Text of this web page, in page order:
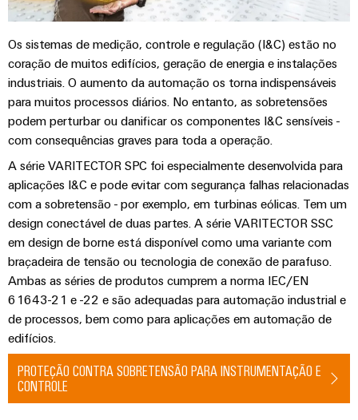
Transmissão
e
distribuição
Estabilidade
e
segurança
para
redes
modernas
Tratamento
da
água
e
das
águas
residuais
para
a
de
Software
Identificadores
Impressoras
industriais
Iluminação
industrial
Infraestrutura
do
quadro
Serviço
de
montagem
Réguas
terminais
Os sistemas de medição, controle e regulação (I&C) estão no
coração de muitos edifícios, geração de energia e instalações
industriais. O aumento da automação os torna indispensáveis
para muitos processos diários. No entanto, as sobretensões
podem perturbar ou danificar os componentes I&C sensíveis -
com consequências graves para toda a operação.
A série VARITECTOR SPC foi especialmente desenvolvida para
aplicações I&C e pode evitar com segurança falhas relacionadas
com a sobretensão - por exemplo, em turbinas eólicas. Tem um
design conectável de duas partes. A série VARITECTOR SSC
em design de borne está disponível como uma variante com
braçadeira de tensão ou tecnologia de conexão de parafuso.
Ambas as séries de produtos cumprem a norma IEC/EN
61643-21 e -22 e são adequadas para automação industrial e
de processos, bem como para aplicações em automação de
edifícios.
PROTEÇÃO CONTRA SOBRETENSÃO PARA INSTRUMENTAÇÃO E
CONTROLE